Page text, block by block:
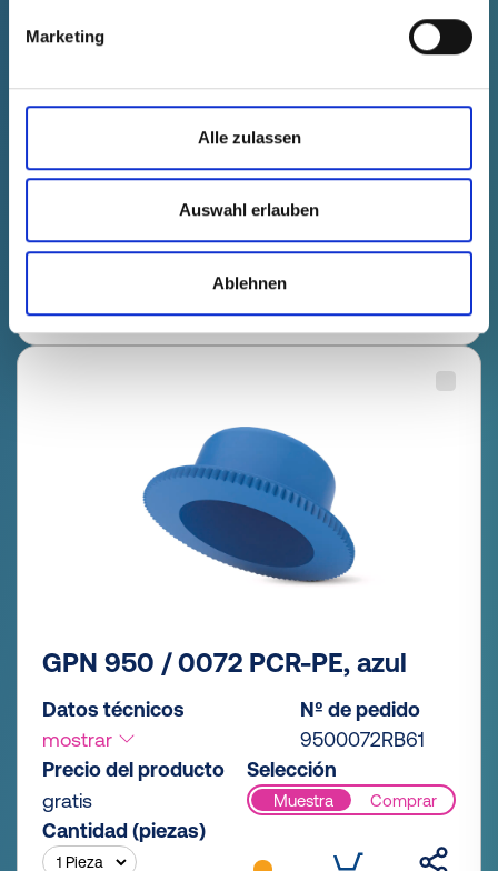
Marketing
Alle zulassen
Auswahl erlauben
Ablehnen
GPN 950 / 0067 PE-LD, natural
mostrar
Nº de pedido
95000670000
Precio del producto
gratis
Selección
Muestra Comprar
GPN 950 / 0072 PCR-PE, azul
Datos técnicos
mostrar
Nº de pedido
9500072RB61
Precio del producto
gratis
Selección
Muestra Comprar
Cantidad (piezas)